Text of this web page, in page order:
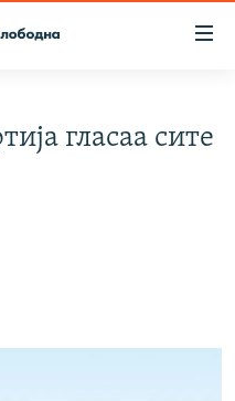
гласаа сите